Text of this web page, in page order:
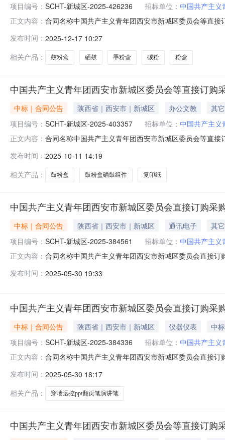
项目编号： SCHT-新城区-2025-426236 招标单位： 中国共产主义
正文内容： 合同名称中国共产主义青年团西安市新城区委员会等直
华人民共和国政府采购法实施条例》的要求由采购人发
发布时间： 2025-12-17 10:27
相关产品：
鼓粉盒 硒鼓 墨粉盒 碳粉 粉盒
中国共产主义青年团西安市新城区委员会等直接订购
中标｜合同公告 陕西省｜西安市｜新城区 办公文教
其它
项目编号： SCHT-新城区-2025-403357 招标单位： 中国共产主义
正文内容： 合同名称中国共产主义青年团西安市新城区委员会等直
华人民共和国政府采购法实施条例》的要求由采购人发
发布时间： 2025-10-11 14:19
相关产品：
鼓粉盒 鼓粉盒硒鼓组件 复印纸
中国共产主义青年团西安市新城区委员会直接订购采
中标｜合同公告 陕西省｜西安市｜新城区 通讯电子
其它
项目编号： SCHT-新城区-2025-384561 招标单位： 中国共产主义
正文内容： 合同名称中国共产主义青年团西安市新城区委员会直接
是按照《中华人民共和国政府采购法实施条例》的要求
发布时间： 2025-05-30 19:33
中国共产主义青年团西安市新城区委员会直接订购采
中标｜合同公告 陕西省｜西安市｜新城区 仪器仪表
中
项目编号： SCHT-新城区-2025-384336 招标单位： 中国共产主义
正文内容： 合同名称中国共产主义青年团西安市新城区委员会直接
《中华人民共和国政府采购法实施条例》的要求由采购
景
发布时间： 2025-05-30 18:17
相关产品：
穿墙远控ppt翻页笔演讲笔
中国共产主义青年团西安市新城区委员会等直接订购